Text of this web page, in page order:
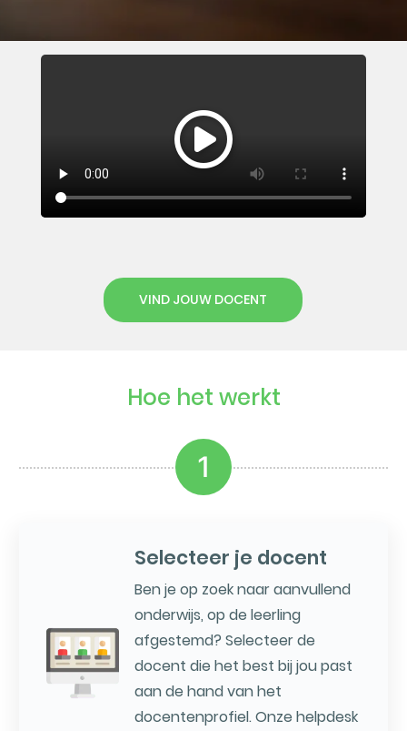
VIND JOUW DOCENT
Hoe het werkt
1
Selecteer je docent
Ben je op zoek naar aanvullend
onderwijs, op de leerling
afgestemd? Selecteer de
docent die het best bij jou past
aan de hand van het
docentenprofiel. Onze helpdesk